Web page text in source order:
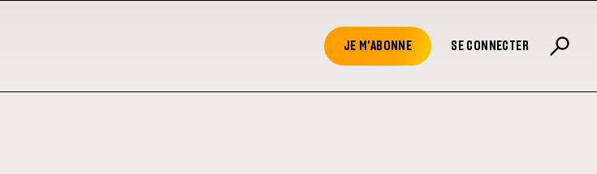
JE M'ABONNE SE CONNECTER